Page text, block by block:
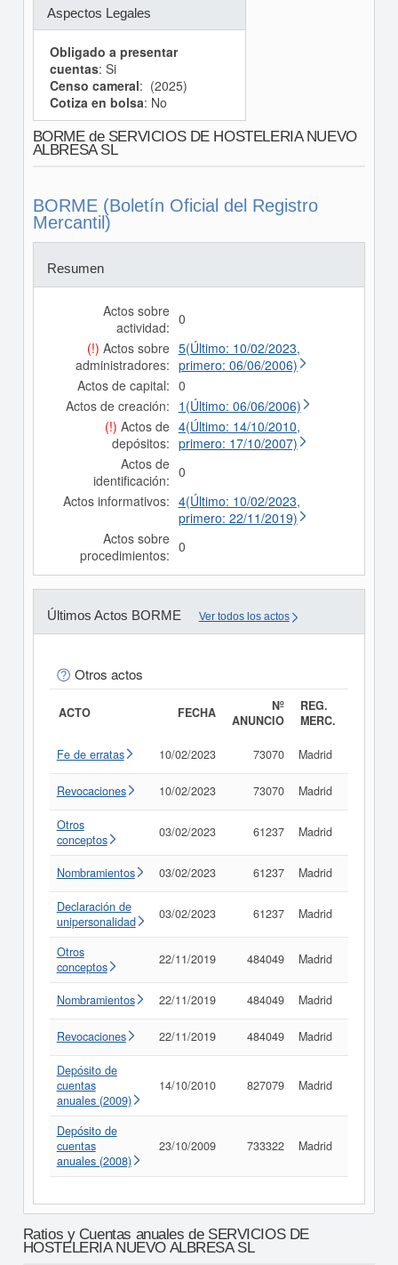
Aspectos Legales
Obligado a presentar
cuentas: Si
Censo cameral: (2025)
Cotiza en bolsa: No
BORME de SERVICIOS DE HOSTELERIA NUEVO
ALBRESA SL
BORME (Boletín Oficial del Registro
Mercantil)
Resumen
Actos sobre
actividad: 0
(!) Actos sobre
administradores:
5(Último: 10/02/2023,
primero: 06/06/2006)
Actos de capital: 0
Actos de creación: 1(Último: 06/06/2006)
(!) Actos de
depósitos:
4(Último: 14/10/2010,
primero: 17/10/2007)
Actos de
identificación: 0
Actos informativos: 4(Último: 10/02/2023,
primero: 22/11/2019)
Actos sobre
procedimientos: 0
Últimos Actos BORME Ver todos los actos
Otros actos
ACTO FECHA
Nº
ANUNCIO
REG.
MERC.
Fe de erratas 10/02/2023 73070 Madrid
Revocaciones 10/02/2023 73070 Madrid
Otros
conceptos
03/02/2023 61237 Madrid
Nombramientos 03/02/2023 61237 Madrid
Declaración de
unipersonalidad
03/02/2023 61237 Madrid
Otros
conceptos
22/11/2019 484049 Madrid
Nombramientos 22/11/2019 484049 Madrid
Revocaciones 22/11/2019 484049 Madrid
Depósito de
cuentas
anuales (2009)
14/10/2010 827079 Madrid
Depósito de
cuentas
anuales (2008)
23/10/2009 733322 Madrid
Ratios y Cuentas anuales de SERVICIOS DE
HOSTELERIA NUEVO ALBRESA SL